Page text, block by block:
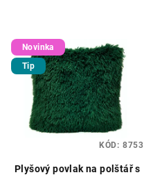
Novinka
Tip
Plyšový povlak na polštář s
KÓD: 8753